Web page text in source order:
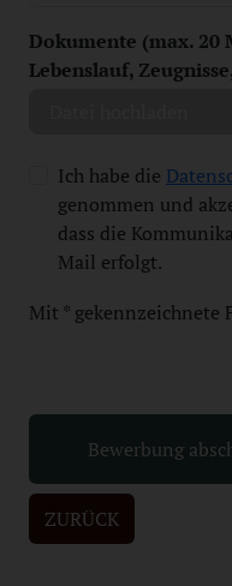
Dokumente (max. 20
Lebenslauf,
Ich habe die
genommen und
dass die
Mail erfolgt.
Mit * gekennzeichnete
Bewerbung
ZURÜCK